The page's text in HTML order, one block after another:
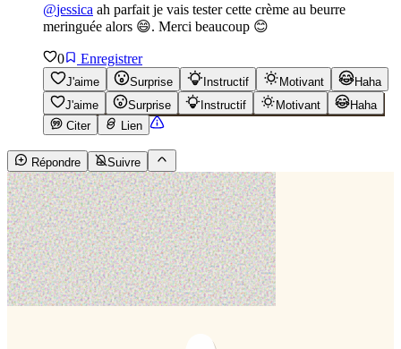
@jessica ah parfait je vais tester cette crème au beurre
meringuée alors 😄. Merci beaucoup 😊
0 Enregistrer
J'aime Surprise Instructif Motivant
Haha
J'aime
Surprise Instructif Motivant
Haha
Citer
Lien
Répondre Suivre